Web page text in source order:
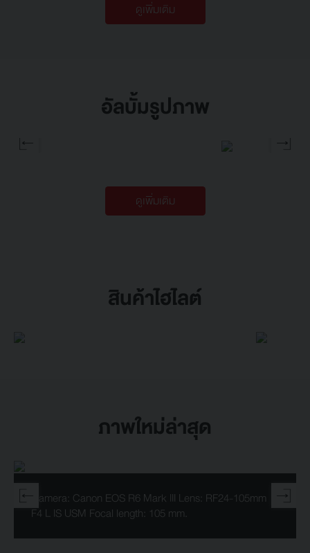
ดูเพิ่มเติม
อัลบั้มรูปภาพ
ดูเพิ่มเติม
สินค้าไฮไลต์
ภาพใหม่ล่าสุด
Camera: Canon EOS R6 Mark III Lens: RF24-105mm
F4 L IS USM Focal length: 105 mm.